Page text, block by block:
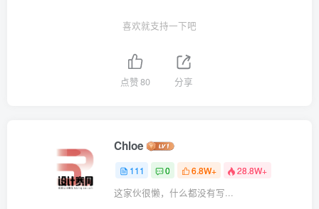
喜欢就支持一下吧
点赞80 分享
Chloe
111 0 6.8W+ 28.8W+
这家伙很懒，什么都没有写...